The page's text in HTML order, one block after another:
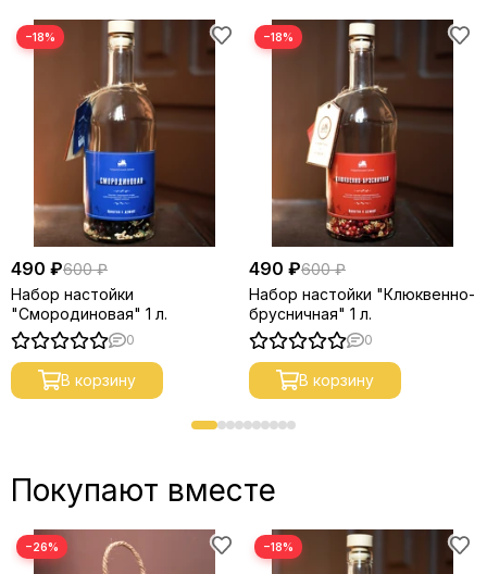
−18%
490 ₽600 ₽
Набор настойки
"Смородиновая" 1 л.
0
В корзину
−18%
490 ₽600 ₽
Набор настойки "Клюквенно-
брусничная" 1 л.
0
В корзину
Покупают вместе
−26% −18%